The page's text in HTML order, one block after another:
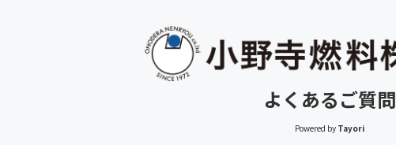
よくあるご質問
Powered by Tayori